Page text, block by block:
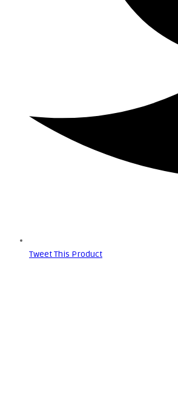
Tweet This Product